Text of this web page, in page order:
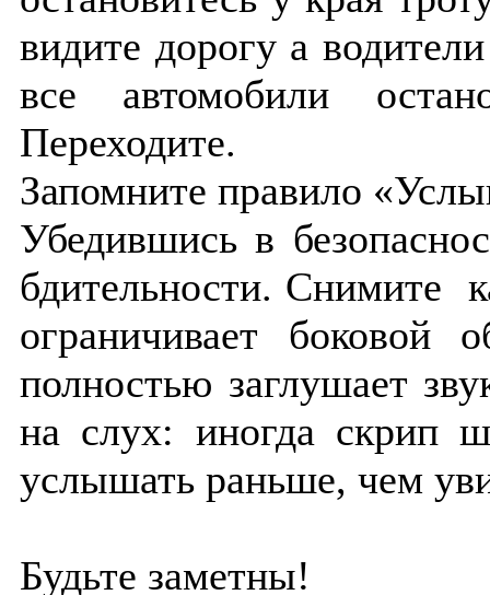
видите дорогу а
все автомобили
Переходите.
Запомните правило
Убедившись в
бдительности.
ограничивает
полностью заглушает
на слух: иногда скрип
услышать раньше, чем
Будьте заметны!